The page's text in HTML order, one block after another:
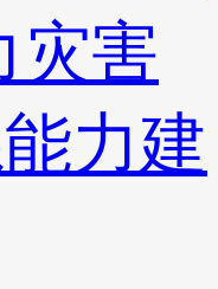
灾害
力建